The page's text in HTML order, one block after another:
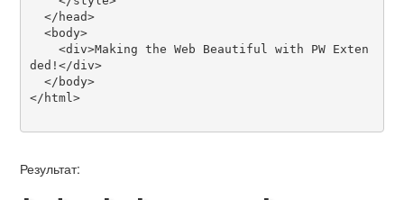
ded!</div>
</html>
Результат: